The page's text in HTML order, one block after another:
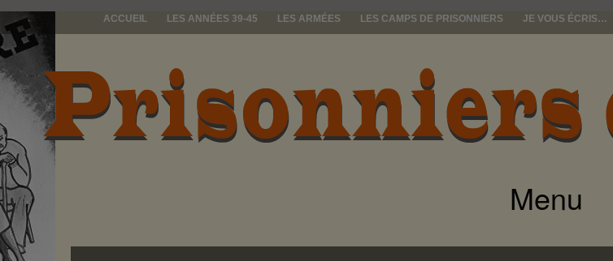
ACCUEIL LES ANNÉES 39-45 LES ARMÉES LES CAMPS DE PRISONNIERS JE VOUS ÉCRIS…
prisonniers de guerre
Menu